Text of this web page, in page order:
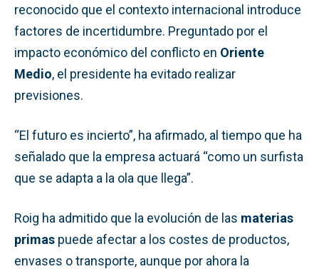
reconocido que el contexto internacional introduce
factores de incertidumbre. Preguntado por el
impacto económico del conflicto en Oriente
Medio, el presidente ha evitado realizar
previsiones.
“El futuro es incierto”, ha afirmado, al tiempo que ha
señalado que la empresa actuará “como un surfista
que se adapta a la ola que llega”.
Roig ha admitido que la evolución de las materias
primas puede afectar a los costes de productos,
envases o transporte, aunque por ahora la